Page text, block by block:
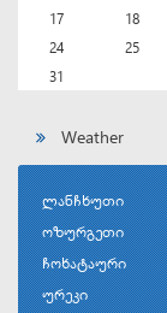
17
18
24
25
31
Weather
ლანჩხუთი
ოზურგეთი
ჩოხატაური
ურეკი